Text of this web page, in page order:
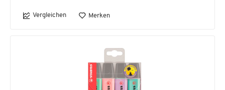
Vergleichen Merken